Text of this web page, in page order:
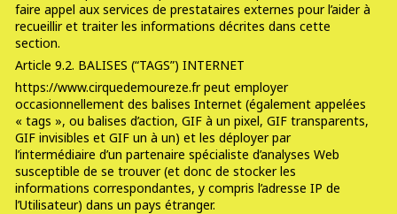
faire appel aux services de prestataires externes pour l’aider à
recueillir et traiter les informations décrites dans cette
section.
Article 9.2. BALISES (“TAGS”) INTERNET
https://www.cirquedemoureze.fr peut employer
occasionnellement des balises Internet (également appelées
« tags », ou balises d’action, GIF à un pixel, GIF transparents,
GIF invisibles et GIF un à un) et les déployer par
l’intermédiaire d’un partenaire spécialiste d’analyses Web
susceptible de se trouver (et donc de stocker les
informations correspondantes, y compris l’adresse IP de
l’Utilisateur) dans un pays étranger.